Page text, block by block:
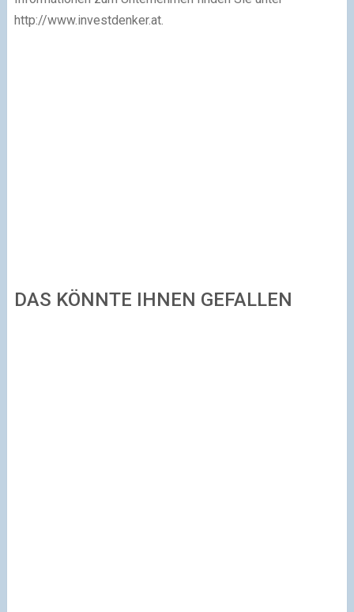
http://www.investdenker.at.
DAS KÖNNTE IHNEN GEFALLEN